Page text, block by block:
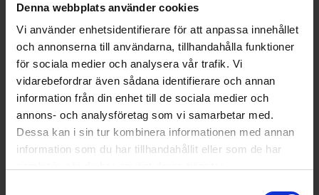
Denna webbplats använder cookies
Vi använder enhetsidentifierare för att anpassa innehållet
och annonserna till användarna, tillhandahålla funktioner
för sociala medier och analysera vår trafik. Vi
vidarebefordrar även sådana identifierare och annan
information från din enhet till de sociala medier och
annons- och analysföretag som vi samarbetar med.
Dessa kan i sin tur kombinera informationen med annan
information som du har tillhandahållit eller som de har
Ugnsform
Arabia Ugnsform, 0,5 L
359:-